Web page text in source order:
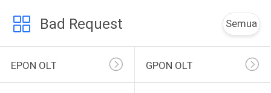
Ethernet Ethernet
Bad Request Semua
EPON OLT GPON OLT